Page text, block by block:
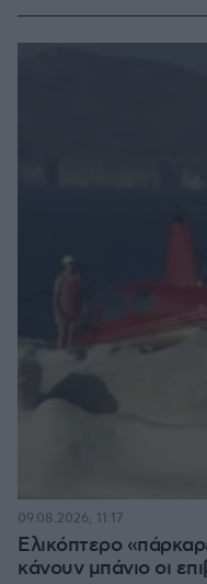
Ελικόπτερο
κάνουν μπάνιο οι
09.08.2026, 11:17